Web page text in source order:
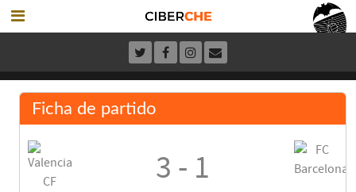
Ficha de partido
3 - 1